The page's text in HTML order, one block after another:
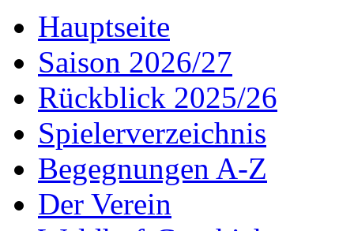
Hauptseite
Saison 2026/27
Rückblick 2025/26
Spielerverzeichnis
Begegnungen A-Z
Der Verein